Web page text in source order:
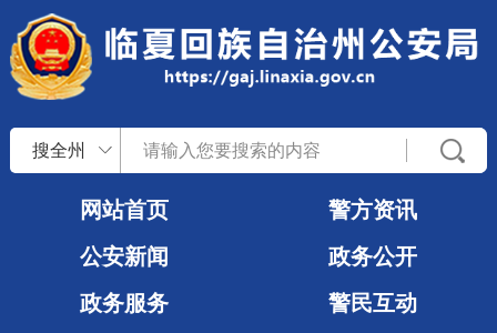
搜全州
网站首页
警方资讯
公安新闻
政务公开
政务服务
警民互动